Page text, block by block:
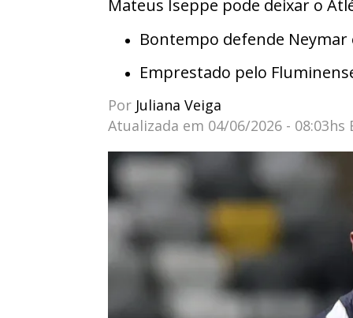
Mateus Iseppe pode deixar o
Bontempo defende
Emprestado pelo
Por Juliana Veiga
Atualizada em 04/06/2026 - 08:03hs